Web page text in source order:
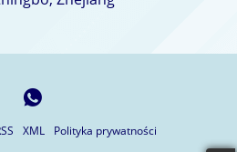
XML Polityka prywatności